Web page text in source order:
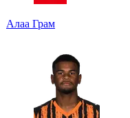
Алаа Грам